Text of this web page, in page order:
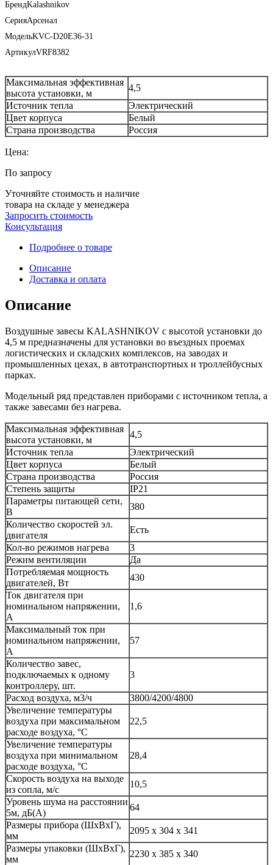
БрендKalashnikov
СерияАрсенал
МодельKVC-D20E36-31
АртикулVRF8382
Максимальная эффективная
высота установки, м
4,5
Источник тепла
Электрический
Цвет корпуса
Белый
Страна производства
Россия
Цена:
По запросу
Уточняйте стоимость и наличие
товара на складе у менеджера
Запросить стоимость
Консультация
Подробнее о товаре
Описание
Доставка и оплата
Описание
Воздушные завесы KALASHNIKOV с высотой установки до
4,5 м предназначены для установки во въездных проемах
логистических и складских комплексов, на заводах и
промышленных цехах, в автотранспортных и троллейбусных
парках.
Модельный ряд представлен приборами с источником тепла, а
также завесами без нагрева.
Максимальная эффективная
высота установки, м
4,5
Источник тепла
Электрический
Цвет корпуса
Белый
Страна производства
Россия
Степень защиты
IP21
Параметры питающей сети,
В
380
Количество скоростей эл.
двигателя
Есть
Кол-во режимов нагрева
3
Режим вентиляции
Да
Потребляемая мощность
двигателей, Вт
430
Ток двигателя при
номинальном напряжении,
А
1,6
Максимальный ток при
номинальном напряжении,
А
57
Количество завес,
подключаемых к одному
контроллеру, шт.
3
Расход воздуха, м3/ч
3800/4200/4800
Увеличение температуры
воздуха при максимальном
расходе воздуха, °С
22,5
Увеличение температуры
воздуха при минимальном
расходе воздуха, °С
28,4
Скорость воздуха на выходе
из сопла, м/с
10,5
Уровень шума на расстоянии
5м, дБ(А)
64
Размеры прибора (ШхВхГ),
мм
2095 х 304 х 341
Размеры упаковки (ШхВхГ),
мм
2230 x 385 x 340